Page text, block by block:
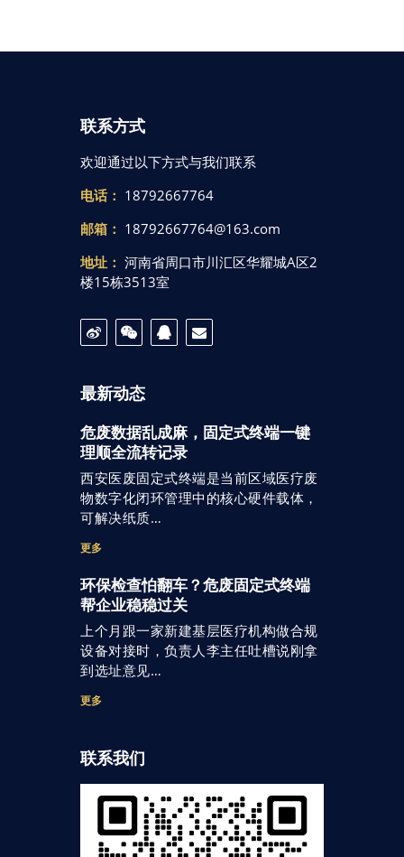
联系方式
欢迎通过以下方式与我们联系
电话： 18792667764
邮箱： 18792667764@163.com
地址： 河南省周口市川汇区华耀城A区2
楼15栋3513室
最新动态
危废数据乱成麻，固定式终端一键
理顺全流转记录
西安医废固定式终端是当前区域医疗废
物数字化闭环管理中的核心硬件载体，
可解决纸质…
更多
环保检查怕翻车？危废固定式终端
帮企业稳稳过关
上个月跟一家新建基层医疗机构做合规
设备对接时，负责人李主任吐槽说刚拿
到选址意见…
更多
联系我们